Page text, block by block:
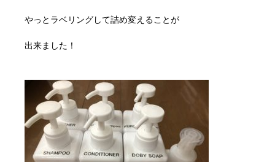
やっとラベリングして詰め変えることが
出来ました！